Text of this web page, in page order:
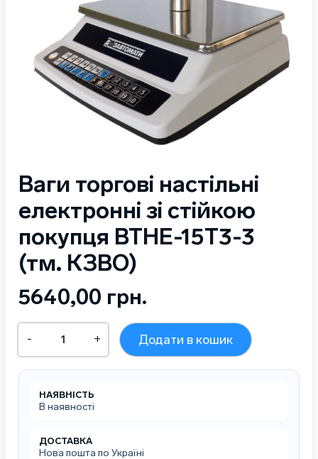
Ваги торгові настільні
електронні зі стійкою
покупця ВТНЕ-15Т3-3
(тм. КЗВО)
5640,00 грн.
Ваги
торгові
настільні
електронні
стійкою
покупця
- + Додати в кошик
НАЯВНІСТЬ
В наявності
ДОСТАВКА
Нова пошта по Україні